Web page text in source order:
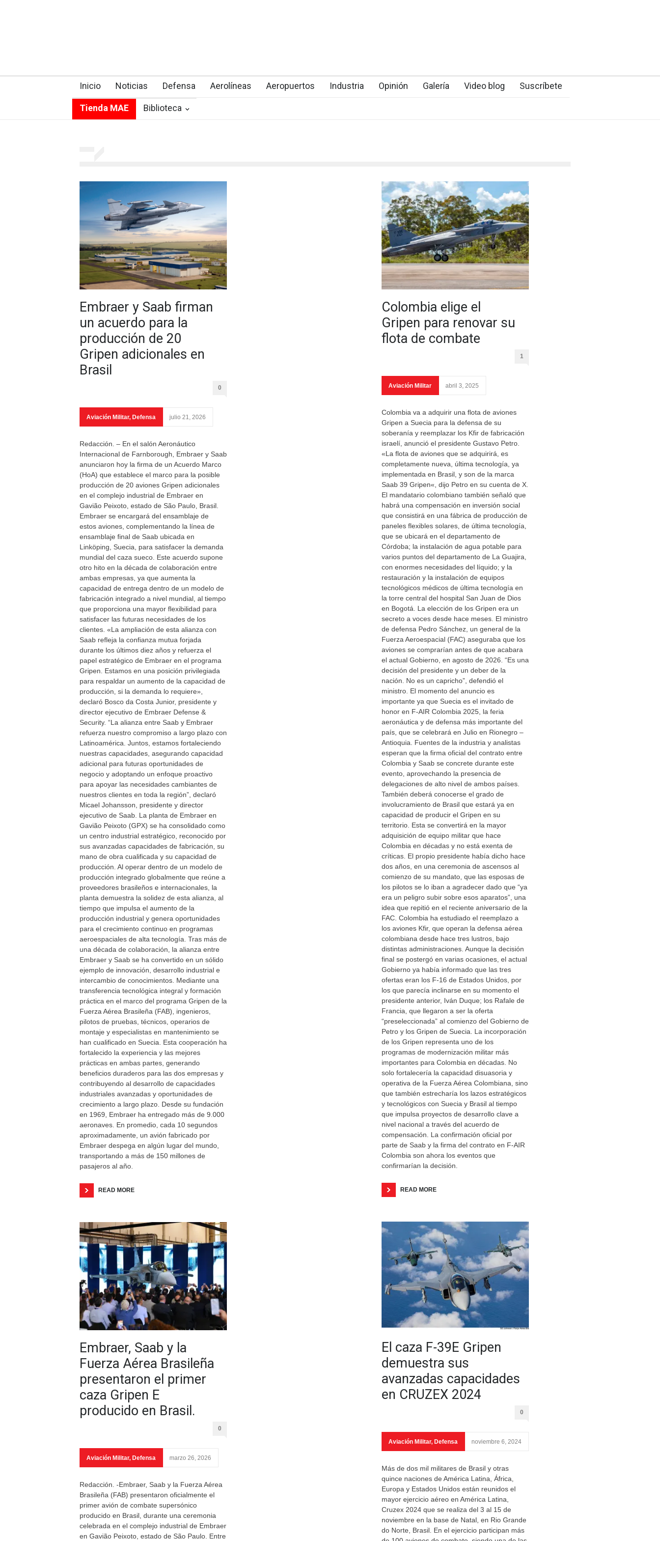
Inicio Noticias Defensa Aerolíneas Aeropuertos Industria Opinión Galería Video blog Suscríbete
Tienda MAE Biblioteca
Embraer y Saab firman
un acuerdo para la
producción de 20
Gripen adicionales en
Brasil
0
Aviación Militar, Defensa julio 21, 2026
Redacción. – En el salón Aeronáutico
Internacional de Farnborough, Embraer y ​​Saab
anunciaron hoy la firma de un Acuerdo Marco
(HoA) que establece el marco para la posible
producción de 20 aviones Gripen adicionales
en el complejo industrial de Embraer en
Gavião Peixoto, estado de São Paulo, Brasil.
Embraer se encargará del ensamblaje de
estos aviones, complementando la línea de
ensamblaje final de Saab ubicada en
Linköping, Suecia, para satisfacer la demanda
mundial del caza sueco. Este acuerdo supone
otro hito en la década de colaboración entre
ambas empresas, ya que aumenta la
capacidad de entrega dentro de un modelo de
fabricación integrado a nivel mundial, al tiempo
que proporciona una mayor flexibilidad para
satisfacer las futuras necesidades de los
clientes. «La ampliación de esta alianza con
Saab refleja la confianza mutua forjada
durante los últimos diez años y refuerza el
papel estratégico de Embraer en el programa
Gripen. Estamos en una posición privilegiada
para respaldar un aumento de la capacidad de
producción, si la demanda lo requiere»,
declaró Bosco da Costa Junior, presidente y
director ejecutivo de Embraer Defense &
Security. “La alianza entre Saab y Embraer
refuerza nuestro compromiso a largo plazo con
Latinoamérica. Juntos, estamos fortaleciendo
nuestras capacidades, asegurando capacidad
adicional para futuras oportunidades de
negocio y adoptando un enfoque proactivo
para apoyar las necesidades cambiantes de
nuestros clientes en toda la región”, declaró
Micael Johansson, presidente y director
ejecutivo de Saab. La planta de Embraer en
Gavião Peixoto (GPX) se ha consolidado como
un centro industrial estratégico, reconocido por
sus avanzadas capacidades de fabricación, su
mano de obra cualificada y su capacidad de
producción. Al operar dentro de un modelo de
producción integrado globalmente que reúne a
proveedores brasileños e internacionales, la
planta demuestra la solidez de esta alianza, al
tiempo que impulsa el aumento de la
producción industrial y genera oportunidades
para el crecimiento continuo en programas
aeroespaciales de alta tecnología. Tras más de
una década de colaboración, la alianza entre
Embraer y Saab se ha convertido en un sólido
ejemplo de innovación, desarrollo industrial e
intercambio de conocimientos. Mediante una
transferencia tecnológica integral y formación
práctica en el marco del programa Gripen de la
Fuerza Aérea Brasileña (FAB), ingenieros,
pilotos de pruebas, técnicos, operarios de
montaje y especialistas en mantenimiento se
han cualificado en Suecia. Esta cooperación ha
fortalecido la experiencia y las mejores
prácticas en ambas partes, generando
beneficios duraderos para las dos empresas y
contribuyendo al desarrollo de capacidades
industriales avanzadas y oportunidades de
crecimiento a largo plazo. Desde su fundación
en 1969, Embraer ha entregado más de 9.000
aeronaves. En promedio, cada 10 segundos
aproximadamente, un avión fabricado por
Embraer despega en algún lugar del mundo,
transportando a más de 150 millones de
pasajeros al año.
READ MORE
Embraer, Saab y la
Fuerza Aérea Brasileña
presentaron el primer
caza Gripen E
producido en Brasil.
0
Aviación Militar, Defensa marzo 26, 2026
Redacción. -Embraer, Saab y la Fuerza Aérea
Brasileña (FAB) presentaron oficialmente el
primer avión de combate supersónico
producido en Brasil, durante una ceremonia
celebrada en el complejo industrial de Embraer
en Gavião Peixoto, estado de São Paulo. Entre
Colombia elige el
Gripen para renovar su
flota de combate
1
Aviación Militar abril 3, 2025
Colombia va a adquirir una flota de aviones
Gripen a Suecia para la defensa de su
soberanía y reemplazar los Kfir de fabricación
israelí, anunció el presidente Gustavo Petro.
«La flota de aviones que se adquirirá, es
completamente nueva, última tecnología, ya
implementada en Brasil, y son de la marca
Saab 39 Gripen«, dijo Petro en su cuenta de X.
El mandatario colombiano también señaló que
habrá una compensación en inversión social
que consistirá en una fábrica de producción de
paneles flexibles solares, de última tecnología,
que se ubicará en el departamento de
Córdoba; la instalación de agua potable para
varios puntos del departamento de La Guajira,
con enormes necesidades del líquido; y la
restauración y la instalación de equipos
tecnológicos médicos de última tecnología en
la torre central del hospital San Juan de Dios
en Bogotá. La elección de los Gripen era un
secreto a voces desde hace meses. El ministro
de defensa Pedro Sánchez, un general de la
Fuerza Aeroespacial (FAC) aseguraba que los
aviones se comprarían antes de que acabara
el actual Gobierno, en agosto de 2026. “Es una
decisión del presidente y un deber de la
nación. No es un capricho”, defendió el
ministro. El momento del anuncio es
importante ya que Suecia es el invitado de
honor en F-AIR Colombia 2025, la feria
aeronáutica y de defensa más importante del
país, que se celebrará en Julio en Rionegro –
Antioquia. Fuentes de la industria y analistas
esperan que la firma oficial del contrato entre
Colombia y Saab se concrete durante este
evento, aprovechando la presencia de
delegaciones de alto nivel de ambos países.
También deberá conocerse el grado de
involucramiento de Brasil que estará ya en
capacidad de producir el Gripen en su
territorio. Esta se convertirá en la mayor
adquisición de equipo militar que hace
Colombia en décadas y no está exenta de
críticas. El propio presidente había dicho hace
dos años, en una ceremonia de ascensos al
comienzo de su mandato, que las esposas de
los pilotos se lo iban a agradecer dado que “ya
era un peligro subir sobre esos aparatos”, una
idea que repitió en el reciente aniversario de la
FAC. Colombia ha estudiado el reemplazo a
los aviones Kfir, que operan la defensa aérea
colombiana desde hace tres lustros, bajo
distintas administraciones. Aunque la decisión
final se postergó en varias ocasiones, el actual
Gobierno ya había informado que las tres
ofertas eran los F-16 de Estados Unidos, por
los que parecía inclinarse en su momento el
presidente anterior, Iván Duque; los Rafale de
Francia, que llegaron a ser la oferta
“preseleccionada” al comienzo del Gobierno de
Petro y los Gripen de Suecia. La incorporación
de los Gripen representa uno de los
programas de modernización militar más
importantes para Colombia en décadas. No
solo fortalecería la capacidad disuasoria y
operativa de la Fuerza Aérea Colombiana, sino
que también estrecharía los lazos estratégicos
y tecnológicos con Suecia y Brasil al tiempo
que impulsa proyectos de desarrollo clave a
nivel nacional a través del acuerdo de
compensación. La confirmación oficial por
parte de Saab y la firma del contrato en F-AIR
Colombia son ahora los eventos que
confirmarían la decisión.
READ MORE
El caza F-39E Gripen
demuestra sus
avanzadas capacidades
en CRUZEX 2024
0
Aviación Militar, Defensa noviembre 6, 2024
Más de dos mil militares de Brasil y otras
quince naciones de América Latina, África,
Europa y Estados Unidos están reunidos el
mayor ejercicio aéreo en América Latina,
Cruzex 2024 que se realiza del 3 al 15 de
noviembre en la base de Natal, en Rio Grande
do Norte, Brasil. En el ejercicio participan más